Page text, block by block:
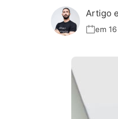
Artigo
em